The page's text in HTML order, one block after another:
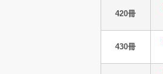
420冊
430冊